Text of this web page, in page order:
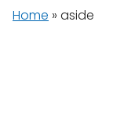
Home » aside